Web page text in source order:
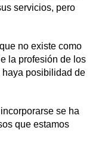
servicios, pero
no existe como
la profesión de los
posibilidad de
se ha
que estamos